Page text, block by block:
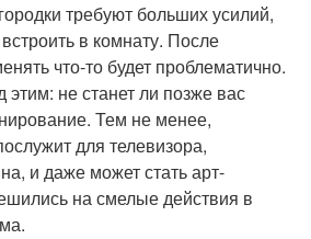
требуют больших усилий,
в комнату. После
что-то будет проблематично.
не станет ли позже вас
Тем не менее,
для телевизора,
и даже может стать арт-
на смелые действия в